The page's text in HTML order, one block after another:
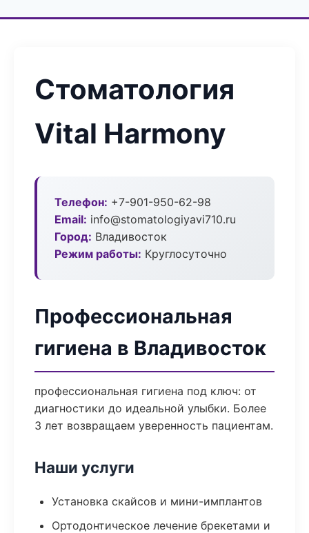
Стоматология
Vital Harmony
Телефон: +7-901-950-62-98
Email: info@stomatologiyavi710.ru
Город: Владивосток
Режим работы: Круглосуточно
Профессиональная
гигиена в Владивосток
профессиональная гигиена под ключ: от
диагностики до идеальной улыбки. Более
3 лет возвращаем уверенность пациентам.
Наши услуги
Установка скайсов и мини-имплантов
Ортодонтическое лечение брекетами и